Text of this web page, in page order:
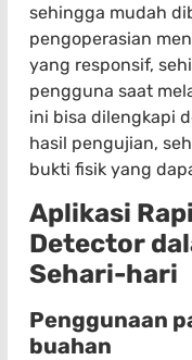
sehingga mudah
pengoperasian
yang responsif,
pengguna saat
ini bisa dilengkapi
hasil pengujian,
bukti fisik yang
Aplikasi
Detector
Sehari-hari
Penggunaan
buahan